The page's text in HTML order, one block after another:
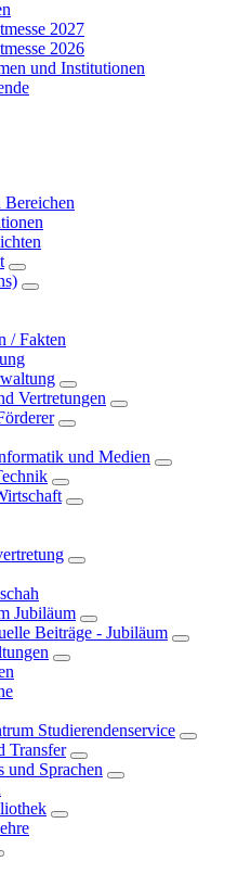
2027
2026
und Institutionen
Bereichen
/ Fakten
Vertretungen
und Medien
Jubiläum
Beiträge - Jubiläum
Studierendenservice
Transfer
und Sprachen